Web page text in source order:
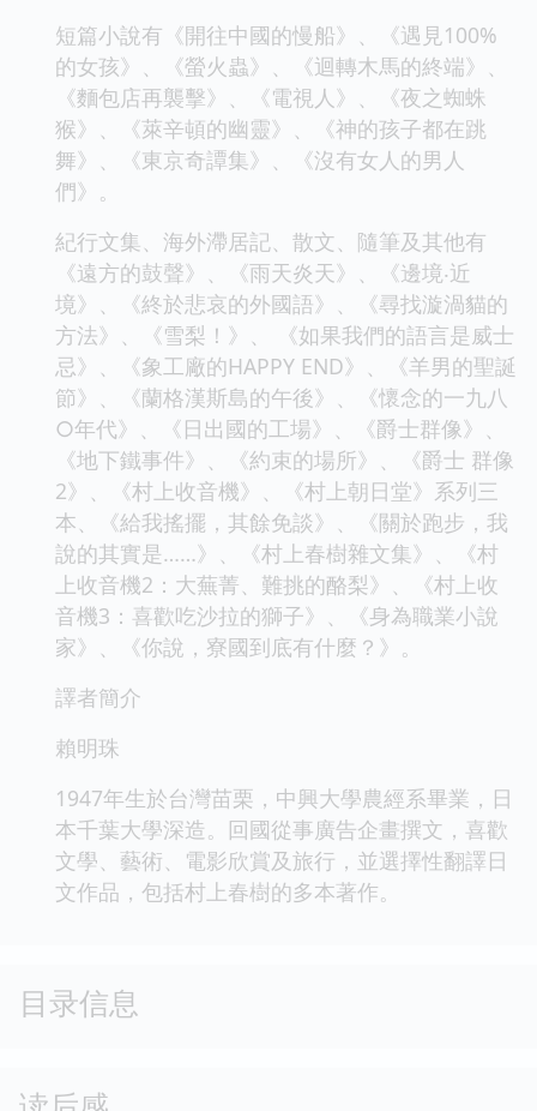
短篇小說有《開往中國的慢船》、《遇見100%
的女孩》、《螢火蟲》、《迴轉木馬的終端》、
《麵包店再襲擊》、《電視人》、《夜之蜘蛛
猴》、《萊辛頓的幽靈》、《神的孩子都在跳
舞》、《東京奇譚集》、《沒有女人的男人
們》。
紀行文集、海外滯居記、散文、隨筆及其他有
《遠方的鼓聲》、《雨天炎天》、《邊境‧近
境》、《終於悲哀的外國語》、《尋找漩渦貓的
方法》、《雪梨！》、 《如果我們的語言是威士
忌》、《象工廠的HAPPY END》、《羊男的聖誕
節》、《蘭格漢斯島的午後》、《懷念的一九八
○年代》、《日出國的工場》、《爵士群像》、
《地下鐵事件》、《約束的場所》、《爵士 群像
2》、《村上收音機》、《村上朝日堂》系列三
本、《給我搖擺，其餘免談》、《關於跑步，我
說的其實是……》、《村上春樹雜文集》、《村
上收音機2：大蕪菁、難挑的酪梨》、《村上收
音機3：喜歡吃沙拉的獅子》、《身為職業小說
家》、《你說，寮國到底有什麼？》。
譯者簡介
賴明珠
1947年生於台灣苗栗，中興大學農經系畢業，日
本千葉大學深造。回國從事廣告企畫撰文，喜歡
文學、藝術、電影欣賞及旅行，並選擇性翻譯日
文作品，包括村上春樹的多本著作。
目录信息